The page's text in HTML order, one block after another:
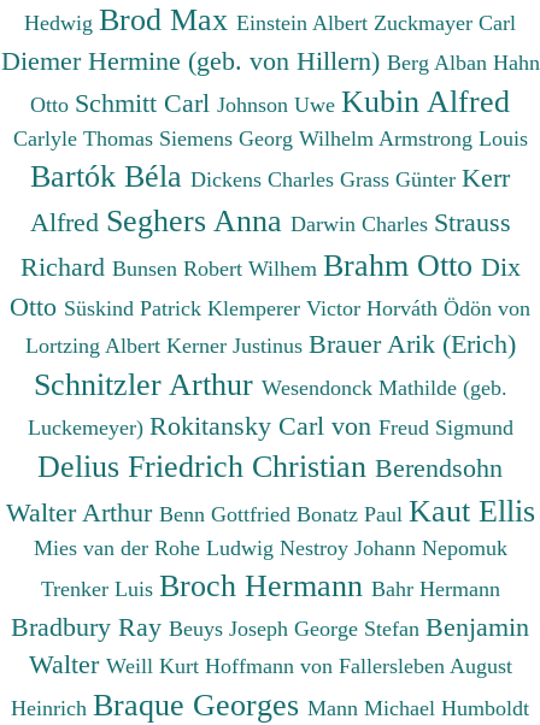
Hedwig Brod Max Einstein Albert Zuckmayer Carl
Diemer Hermine (geb. von Hillern) Berg Alban Hahn
Otto Schmitt Carl Johnson Uwe Kubin Alfred
Carlyle Thomas Siemens Georg Wilhelm Armstrong Louis
Bartók Béla Dickens Charles Grass Günter Kerr
Alfred Seghers Anna Darwin Charles Strauss
Richard Bunsen Robert Wilhem Brahm Otto Dix
Otto Süskind Patrick Klemperer Victor Horváth Ödön von
Lortzing Albert Kerner Justinus Brauer Arik (Erich)
Schnitzler Arthur Wesendonck Mathilde (geb.
Luckemeyer) Rokitansky Carl von Freud Sigmund
Delius Friedrich Christian Berendsohn
Walter Arthur Benn Gottfried Bonatz Paul Kaut Ellis
Mies van der Rohe Ludwig Nestroy Johann Nepomuk
Trenker Luis Broch Hermann Bahr Hermann
Bradbury Ray Beuys Joseph George Stefan Benjamin
Walter Weill Kurt Hoffmann von Fallersleben August
Heinrich Braque Georges Mann Michael Humboldt